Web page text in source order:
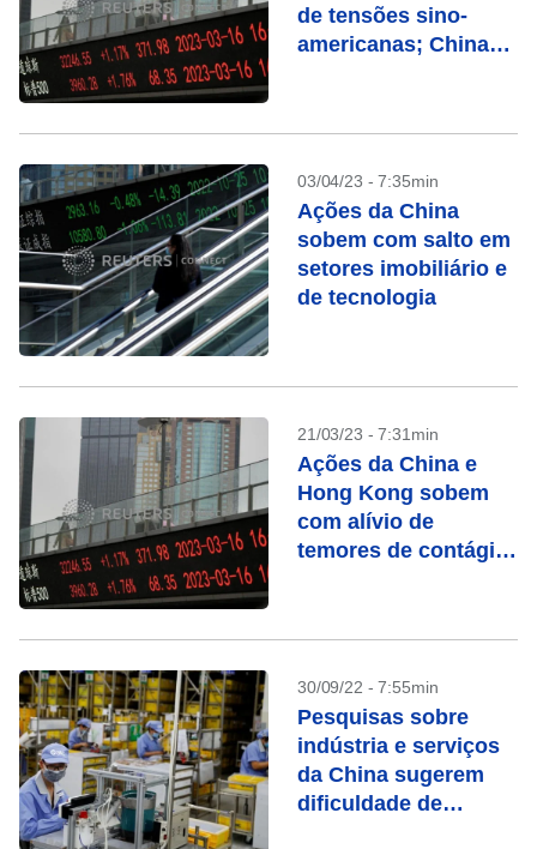
de tensões sino-
americanas; China
03/04/23 - 7:35min
Ações da China
sobem com salto em
setores imobiliário e
de tecnologia
21/03/23 - 7:31min
Ações da China e
Hong Kong sobem
com alívio de
temores de contágio
30/09/22 - 7:55min
Pesquisas sobre
indústria e serviços
da China sugerem
dificuldade de